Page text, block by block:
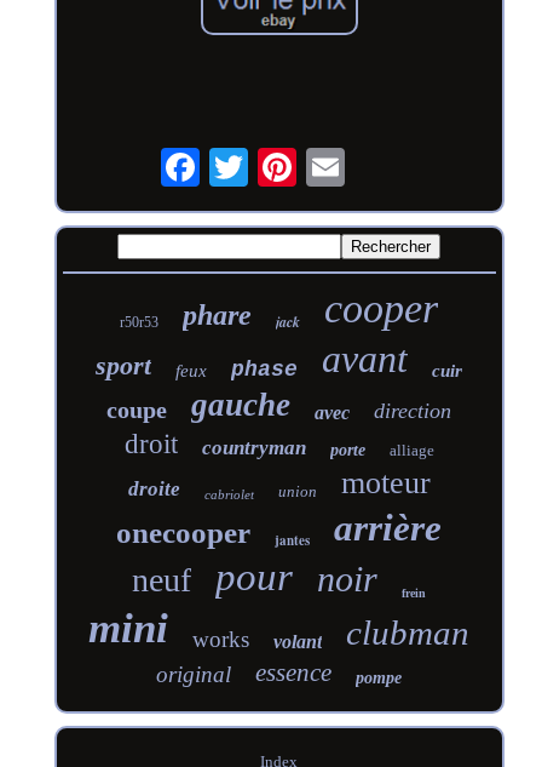
r50r53 phare jack cooper
sport feux phase avant cuir
coupe gauche avec direction
droit countryman porte alliage
droite cabriolet union moteur
onecooper jantes arrière
neuf pour noir frein
mini works volant clubman
original essence pompe
Index